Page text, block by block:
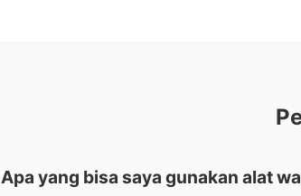
Apa yang bisa saya gunakan alat